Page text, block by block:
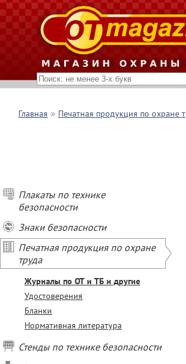
Главная Печатная продукция по охране
Плакаты по технике
безопасности
Знаки безопасности
Печатная продукция по охране
труда
Журналы по ОТ и ТБ и другие
Удостоверения
Бланки
Нормативная литература
Стенды по технике безопасности